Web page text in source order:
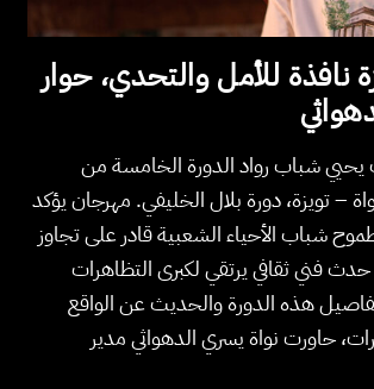
نافذة للأمل والتحدي، حوار
14 أوت يحيي شباب رواد الدورة الخامسة من
– تويزة، دورة بلال الخليفي. مهرجان يؤكد
شباب الأحياء الشعبية قادر على تجاوز
فني ثقافي يرتقي لكبرى التظاهرات
هذه الدورة والحديث عن الواقع
حاورت نواة يسري الدهواثي مدير